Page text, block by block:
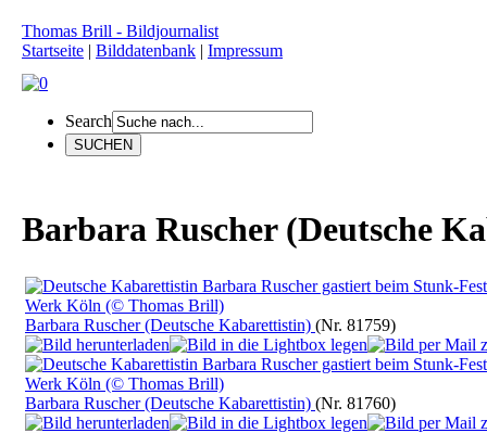
Thomas Brill - Bildjournalist
Startseite | Bilddatenbank | Impressum
Search
Barbara Ruscher (Deutsche
Barbara Ruscher (Deutsche Kabarettistin) (Nr. 81759)
Barbara Ruscher (Deutsche Kabarettistin) (Nr. 81760)